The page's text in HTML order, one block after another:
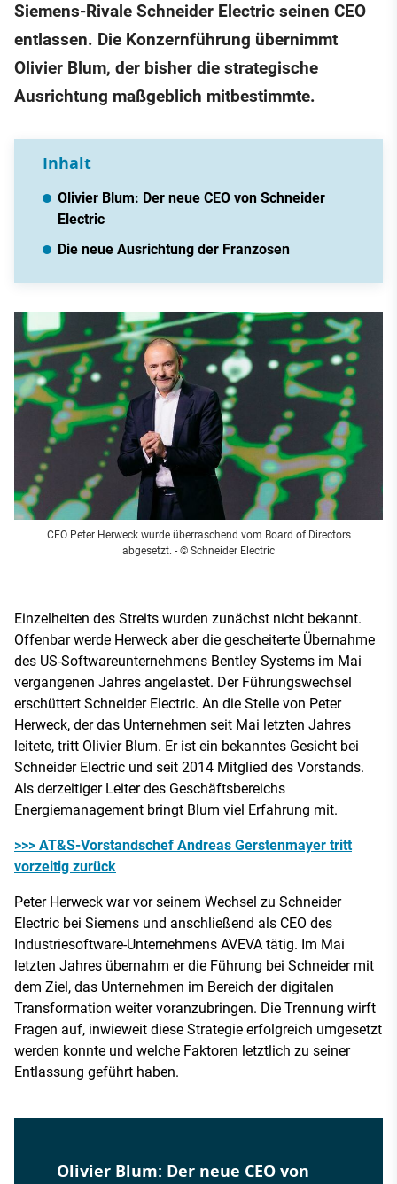
Siemens-Rivale Schneider Electric seinen CEO
entlassen. Die Konzernführung übernimmt
Olivier Blum, der bisher die strategische
Ausrichtung maßgeblich mitbestimmte.
Inhalt
Olivier Blum: Der neue CEO von Schneider
Electric
Die neue Ausrichtung der Franzosen
CEO Peter Herweck wurde überraschend vom Board of Directors
abgesetzt. - © Schneider Electric
Einzelheiten des Streits wurden zunächst nicht bekannt.
Offenbar werde Herweck aber die gescheiterte Übernahme
des US-Softwareunternehmens Bentley Systems im Mai
vergangenen Jahres angelastet. Der Führungswechsel
erschüttert Schneider Electric. An die Stelle von Peter
Herweck, der das Unternehmen seit Mai letzten Jahres
leitete, tritt Olivier Blum. Er ist ein bekanntes Gesicht bei
Schneider Electric und seit 2014 Mitglied des Vorstands.
Als derzeitiger Leiter des Geschäftsbereichs
Energiemanagement bringt Blum viel Erfahrung mit.
>>> AT&S-Vorstandschef Andreas Gerstenmayer tritt
vorzeitig zurück
Peter Herweck war vor seinem Wechsel zu Schneider
Electric bei Siemens und anschließend als CEO des
Industriesoftware-Unternehmens AVEVA tätig. Im Mai
letzten Jahres übernahm er die Führung bei Schneider mit
dem Ziel, das Unternehmen im Bereich der digitalen
Transformation weiter voranzubringen. Die Trennung wirft
Fragen auf, inwieweit diese Strategie erfolgreich umgesetzt
werden konnte und welche Faktoren letztlich zu seiner
Entlassung geführt haben.
Olivier Blum: Der neue CEO von